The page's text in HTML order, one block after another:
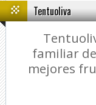
Tentuoliva
familiar
mejores